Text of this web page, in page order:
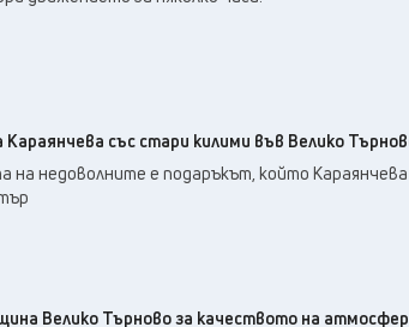
със стари килими във Велико
на недоволните е подаръкът, който
Велико Търново за качеството на